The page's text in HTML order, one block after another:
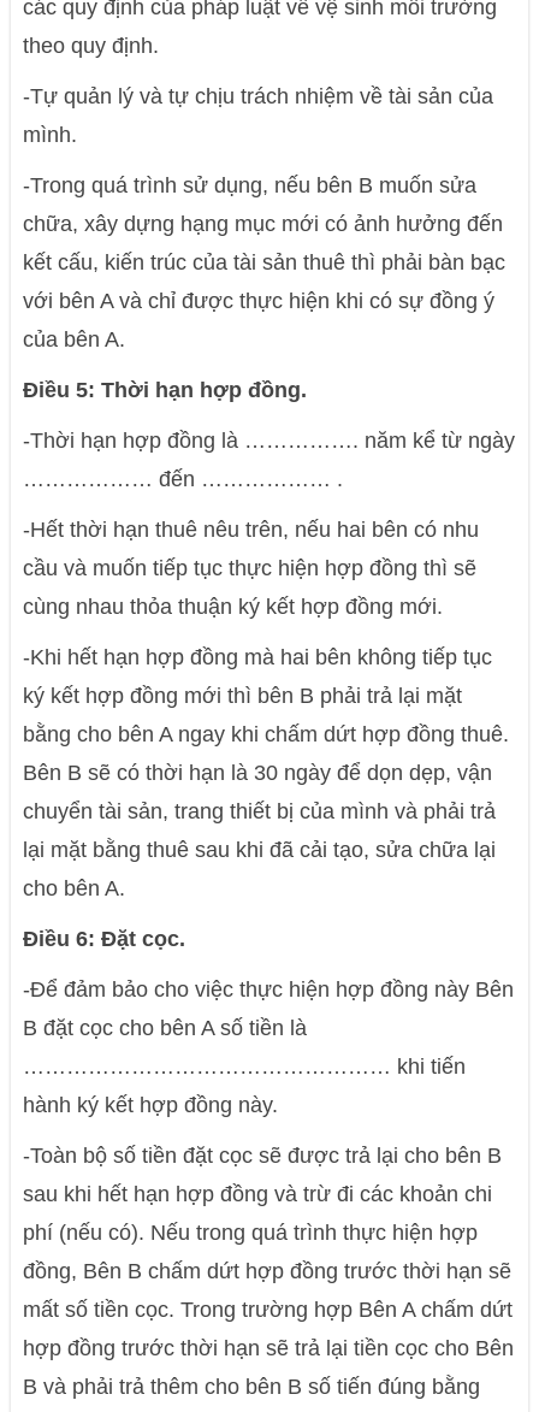
các quy định của pháp luật về vệ sinh môi trường
theo quy định.
-Tự quản lý và tự chịu trách nhiệm về tài sản của
mình.
-Trong quá trình sử dụng, nếu bên B muốn sửa
chữa, xây dựng hạng mục mới có ảnh hưởng đến
kết cấu, kiến trúc của tài sản thuê thì phải bàn bạc
với bên A và chỉ được thực hiện khi có sự đồng ý
của bên A.
Điều 5: Thời hạn hợp đồng.
-Thời hạn hợp đồng là ……………. năm kể từ ngày
……………… đến ……………… .
-Hết thời hạn thuê nêu trên, nếu hai bên có nhu
cầu và muốn tiếp tục thực hiện hợp đồng thì sẽ
cùng nhau thỏa thuận ký kết hợp đồng mới.
-Khi hết hạn hợp đồng mà hai bên không tiếp tục
ký kết hợp đồng mới thì bên B phải trả lại mặt
bằng cho bên A ngay khi chấm dứt hợp đồng thuê.
Bên B sẽ có thời hạn là 30 ngày để dọn dẹp, vận
chuyển tài sản, trang thiết bị của mình và phải trả
lại mặt bằng thuê sau khi đã cải tạo, sửa chữa lại
cho bên A.
Điều 6: Đặt cọc.
-Để đảm bảo cho việc thực hiện hợp đồng này Bên
B đặt cọc cho bên A số tiền là
…………………………………………… khi tiến
hành ký kết hợp đồng này.
-Toàn bộ số tiền đặt cọc sẽ được trả lại cho bên B
sau khi hết hạn hợp đồng và trừ đi các khoản chi
phí (nếu có). Nếu trong quá trình thực hiện hợp
đồng, Bên B chấm dứt hợp đồng trước thời hạn sẽ
mất số tiền cọc. Trong trường hợp Bên A chấm dứt
hợp đồng trước thời hạn sẽ trả lại tiền cọc cho Bên
B và phải trả thêm cho bên B số tiến đúng bằng